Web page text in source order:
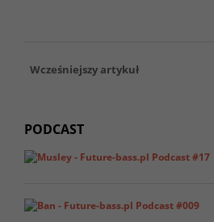
Wcześniejszy artykuł
PODCAST